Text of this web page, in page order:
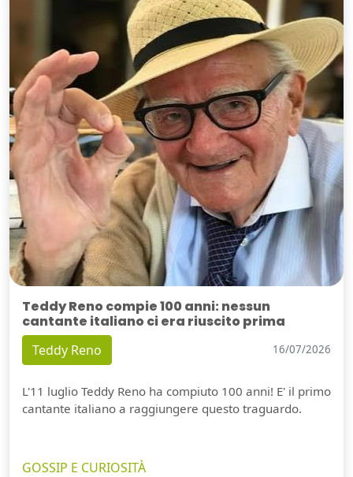
Teddy Reno compie 100 anni: nessun
cantante italiano ci era riuscito prima
Teddy Reno 16/07/2026
L'11 luglio Teddy Reno ha compiuto 100 anni! E' il primo
cantante italiano a raggiungere questo traguardo.
GOSSIP E CURIOSITÀ